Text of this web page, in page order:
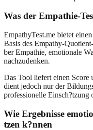
Was der Empathie-
EmpathyTest.me bietet
Basis des Empathy-
ber Empathie, emotionale
nachzudenken.
Das Tool liefert einen Score
dient jedoch nur der
professionelle Einsch?tzung
Wie Ergebnisse
tzen k?nnen